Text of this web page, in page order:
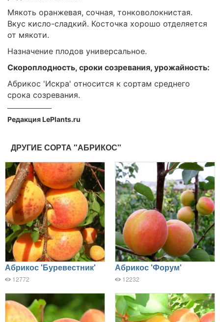
Мякоть оранжевая, сочная, тонковолокнистая.
Вкус кисло-сладкий. Косточка хорошо отделяется
от мякоти.
Назначение плодов универсальное.
Скороплодность, сроки созревания, урожайность:
Абрикос 'Искра' относится к сортам среднего
срока созревания.
Редакция LePlants.ru
ДРУГИЕ СОРТА "АБРИКОС"
Абрикос 'Буревестник'
12772
Абрикос 'Форум'
12232